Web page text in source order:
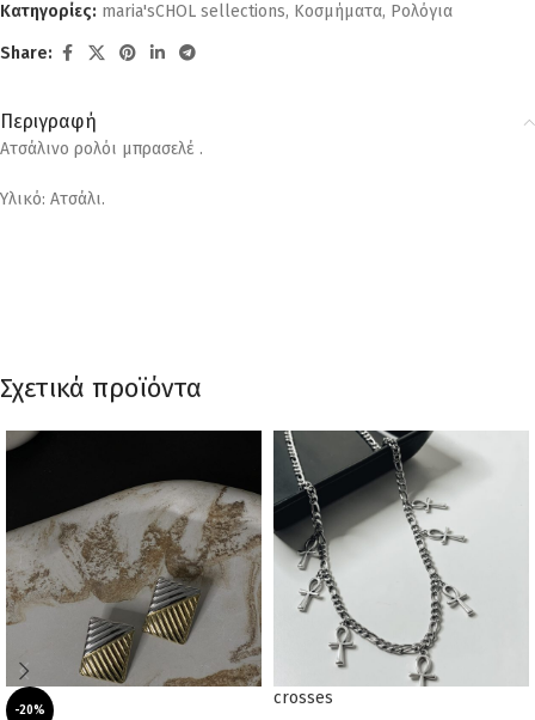
Κατηγορίες: maria'sCHOL sellections, Κοσμήματα, Ρολόγια
Share:
Περιγραφή
Ατσάλινο ρολόι μπρασελέ .
Υλικό: Ατσάλι.
Σχετικά προϊόντα
-20%
crosses